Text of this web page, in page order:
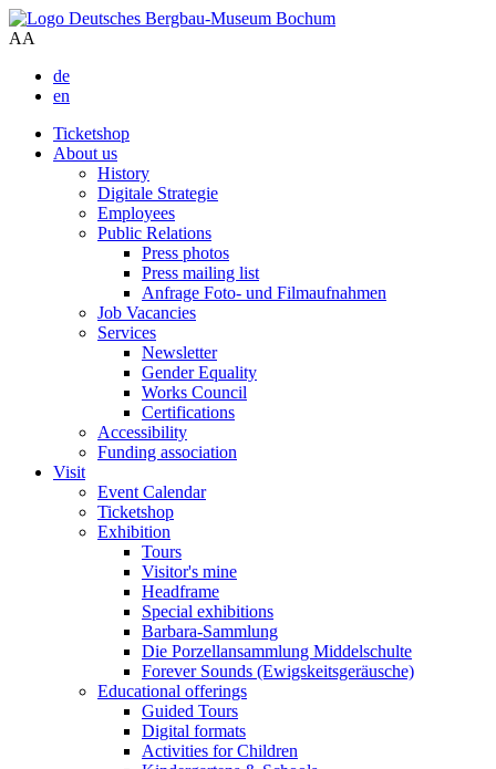
AA
de
en
Ticketshop
About us
History
Digitale Strategie
Employees
Public Relations
Press photos
Press mailing list
Anfrage Foto- und Filmaufnahmen
Job Vacancies
Services
Newsletter
Gender Equality
Works Council
Certifications
Accessibility
Funding association
Visit
Event Calendar
Ticketshop
Exhibition
Tours
Visitor's mine
Headframe
Special exhibitions
Barbara-Sammlung
Die Porzellansammlung Middelschulte
Forever Sounds (Ewigskeitsgeräusche)
Educational offerings
Guided Tours
Digital formats
Activities for Children